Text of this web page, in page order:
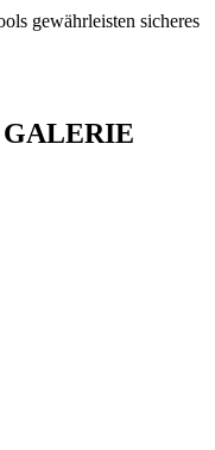
gewährleisten sicheres